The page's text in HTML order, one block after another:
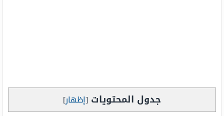
جدول المحتويات [إظهار]